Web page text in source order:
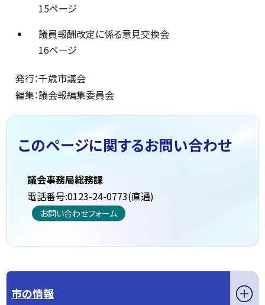
15ページ
議員報酬改定に係る意見交換会
16ページ
発行：千歳市議会
編集：議会報編集委員会
このページに関するお問い合わせ
議会事務局総務課
電話番号:0123-24-0773(直通)
お問い合わせフォーム
市の情報